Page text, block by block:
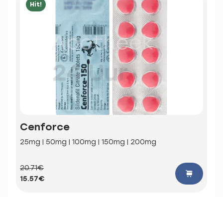
Hit!
Cenforce
25mg | 50mg | 100mg | 150mg | 200mg
20.71€
15.57€